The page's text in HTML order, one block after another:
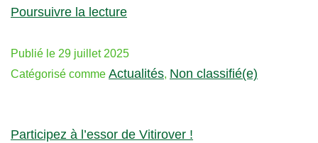
Poursuivre la lecture
Publié le 29 juillet 2025
Catégorisé comme Actualités, Non classifié(e)
Participez à l’essor de Vitirover !